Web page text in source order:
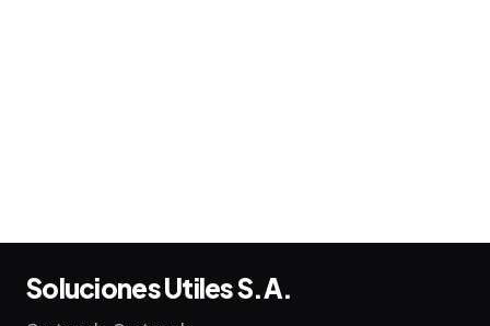
Soluciones Utiles S.A.